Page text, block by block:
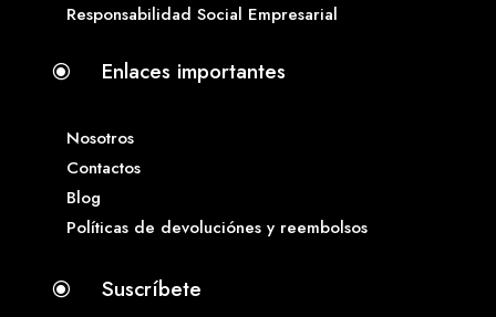
Responsabilidad Social Empresarial
\ Enlaces importantes
Nosotros
Contactos
Blog
Políticas de devoluciónes y reembolsos
\ Suscríbete